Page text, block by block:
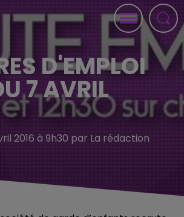
D'EMPLOI
7 AVRIL
2016 à 9h30 par La rédaction